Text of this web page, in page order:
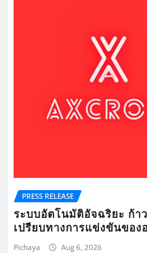
PRESS RELEASE
ระบบอัตโนมัติอัจฉริยะ ก้า
เปรียบทางการแข่งขันของ
Pichaya Aug 6, 2026